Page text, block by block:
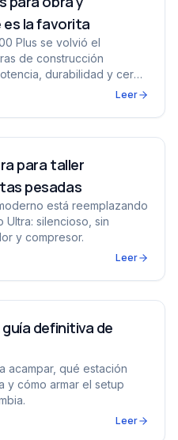
la favorita
Plus se volvió el
de construcción
durabilidad y cero
Leer
taller mecánico y
para taller
pesadas
está reemplazando
Ultra: silencioso, sin
y compresor.
Leer
de energía portátil
definitiva de
acampar, qué estación
y cómo armar el setup
Leer